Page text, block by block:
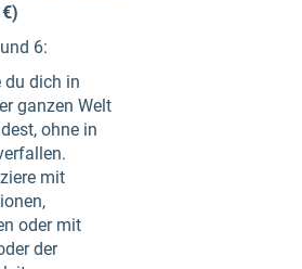
6:
du dich in
ganzen Welt
ohne in
mit
oder mit
der